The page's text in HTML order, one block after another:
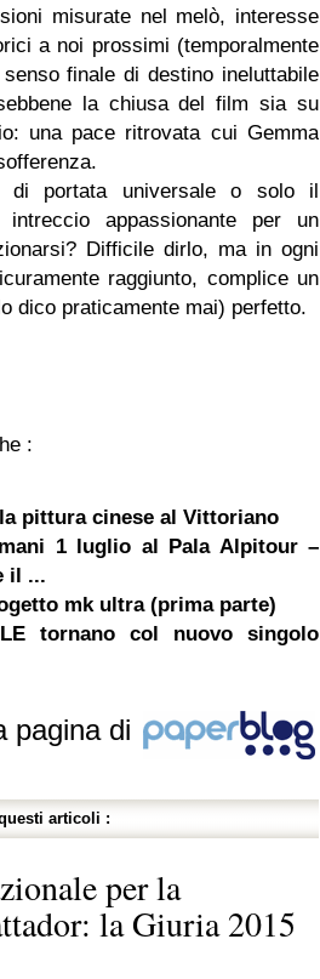
misurate nel melò, interesse
a noi prossimi (temporalmente
finale di destino ineluttabile
la chiusa del film sia su
una pace ritrovata cui Gemma
di portata universale o solo il
appassionante per un
Difficile dirlo, ma in ogni
raggiunto, complice un
dico praticamente mai) perfetto.
:
pittura cinese al Vittoriano
1 luglio al Pala Alpitour –
il ...
mk ultra (prima parte)
tornano col nuovo singolo
pagina di
articoli :
per la
la Giuria 2015